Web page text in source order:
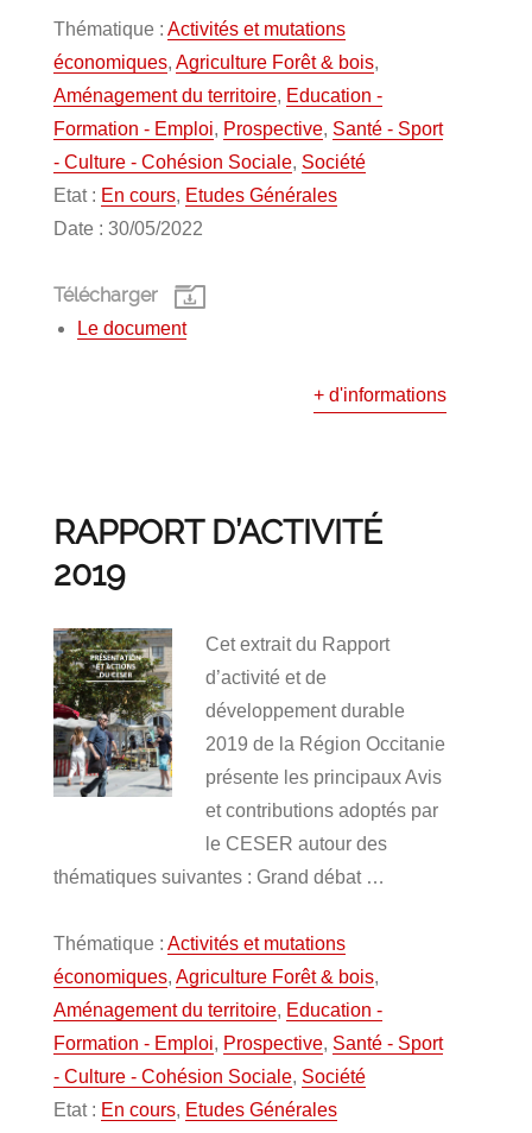
Thématique : Activités et mutations
économiques, Agriculture Forêt & bois,
Aménagement du territoire, Education -
Formation - Emploi, Prospective, Santé - Sport
- Culture - Cohésion Sociale, Société
Etat : En cours, Etudes Générales
Date : 30/05/2022
Télécharger
Le document
+ d'informations
RAPPORT D’ACTIVITÉ
2019
Cet extrait du Rapport
d’activité et de
développement durable
2019 de la Région Occitanie
présente les principaux Avis
et contributions adoptés par
le CESER autour des
thématiques suivantes : Grand débat …
Thématique : Activités et mutations
économiques, Agriculture Forêt & bois,
Aménagement du territoire, Education -
Formation - Emploi, Prospective, Santé - Sport
- Culture - Cohésion Sociale, Société
Etat : En cours, Etudes Générales